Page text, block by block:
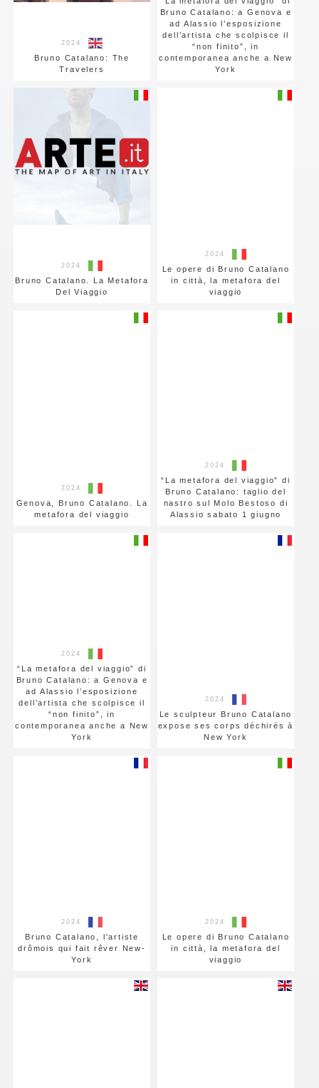
2024
Bruno Catalano: The
Travelers
Bruno Catalano: a Genova e
ad Alassio l’esposizione
dell’artista che scolpisce il
“non finito”, in
contemporanea anche a New
York
2024
Bruno Catalano. La Metafora
Del Viaggio
2024
Le opere di Bruno Catalano
in città, la metafora del
viaggio
2024
Genova, Bruno Catalano. La
metafora del viaggio
2024
“La metafora del viaggio” di
Bruno Catalano: taglio del
nastro sul Molo Bestoso di
Alassio sabato 1 giugno
2024
“La metafora del viaggio” di
Bruno Catalano: a Genova e
ad Alassio l’esposizione
dell’artista che scolpisce il
“non finito”, in
contemporanea anche a New
York
2024
Le sculpteur Bruno Catalano
expose ses corps déchirés à
New York
2024
Bruno Catalano, l'artiste
drômois qui fait rêver New-
York
2024
Le opere di Bruno Catalano
in città, la metafora del
viaggio